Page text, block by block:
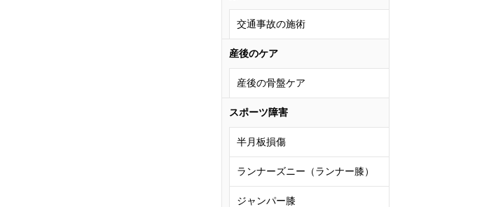
交通事故の施術
産後のケア
産後の骨盤ケア
スポーツ障害
半月板損傷
ランナーズニー（ランナー膝）
ジャンパー膝